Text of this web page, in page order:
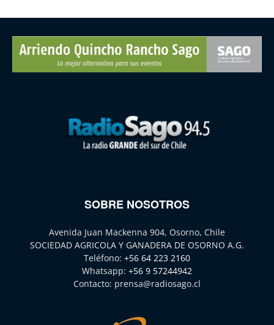
SOBRE NOSOTROS
Avenida Juan Mackenna 904, Osorno, Chile
SOCIEDAD AGRICOLA Y GANADERA DE OSORNO A.G.
Teléfono: +56 64 223 2160
Whatsapp: +56 9 57244942
Contacto: prensa@radiosago.cl